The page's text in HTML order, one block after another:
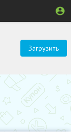
Загрузить